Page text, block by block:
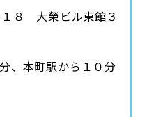
８ 大榮ビル東館３
、本町駅から１０分